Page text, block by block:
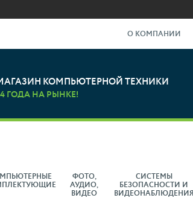
О КОМПАНИИ
КОМПЬЮТЕРНОЙ ТЕХНИКИ
ГОДА НА РЫНКЕ!
ФОТО,
АУДИО,
ВИДЕО
СИСТЕМЫ
БЕЗОПАСНОСТИ И
ВИДЕОНАБЛЮДЕНИЯ